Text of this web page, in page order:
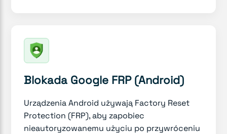
Blokada Google FRP (Android)
Urządzenia Android używają Factory Reset
Protection (FRP), aby zapobiec
nieautoryzowanemu użyciu po przywróceniu